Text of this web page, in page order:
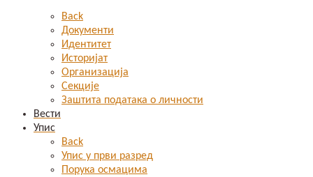
Back
Документи
Идентитет
Историјат
Организација
Секције
Заштита података о личности
Вести
Упис
Back
Упис у први разред
Порука осмацима